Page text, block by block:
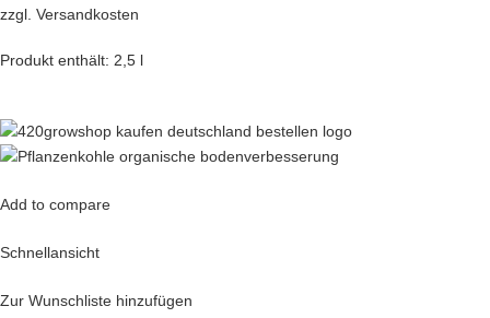
zzgl. Versandkosten
Produkt enthält: 2,5 l
Add to compare
Schnellansicht
Zur Wunschliste hinzufügen